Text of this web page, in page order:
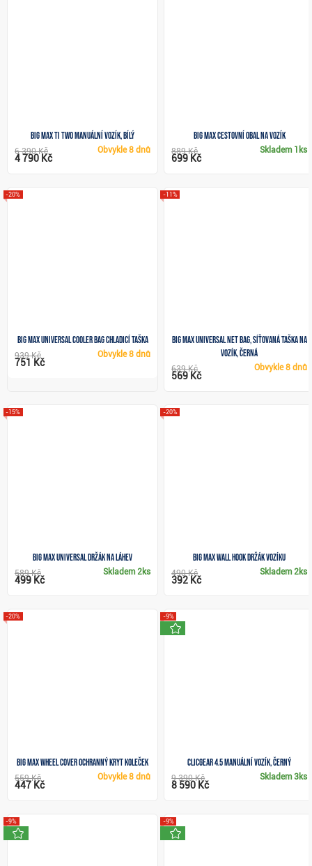
Big Max TI TWO manuální vozík, bílý
Obvykle8 dnů
6 390 Kč
4 790 Kč
Big Max cestovní obal na vozík
Skladem 1ks
889 Kč
699 Kč
Big Max Universal Cooler bag chladicí taška
-20%
Obvykle8 dnů
939 Kč
751 Kč
Big Max Universal net bag, síťovaná taška na
vozík, černá
-11%
Obvykle8 dnů
639 Kč
569 Kč
Big Max Universal držák na láhev
-15%
Skladem2ks
589 Kč
499 Kč
Big Max Wall hook držák vozíku
-20%
Skladem2ks
490 Kč
392 Kč
Big Max Wheel Cover ochranný kryt koleček
-20%
Obvykle8 dnů
559 Kč
447 Kč
Clicgear 4.5 manuální vozík, černý
-9%
Skladem3ks
9 390 Kč
8 590 Kč
-9% -9%